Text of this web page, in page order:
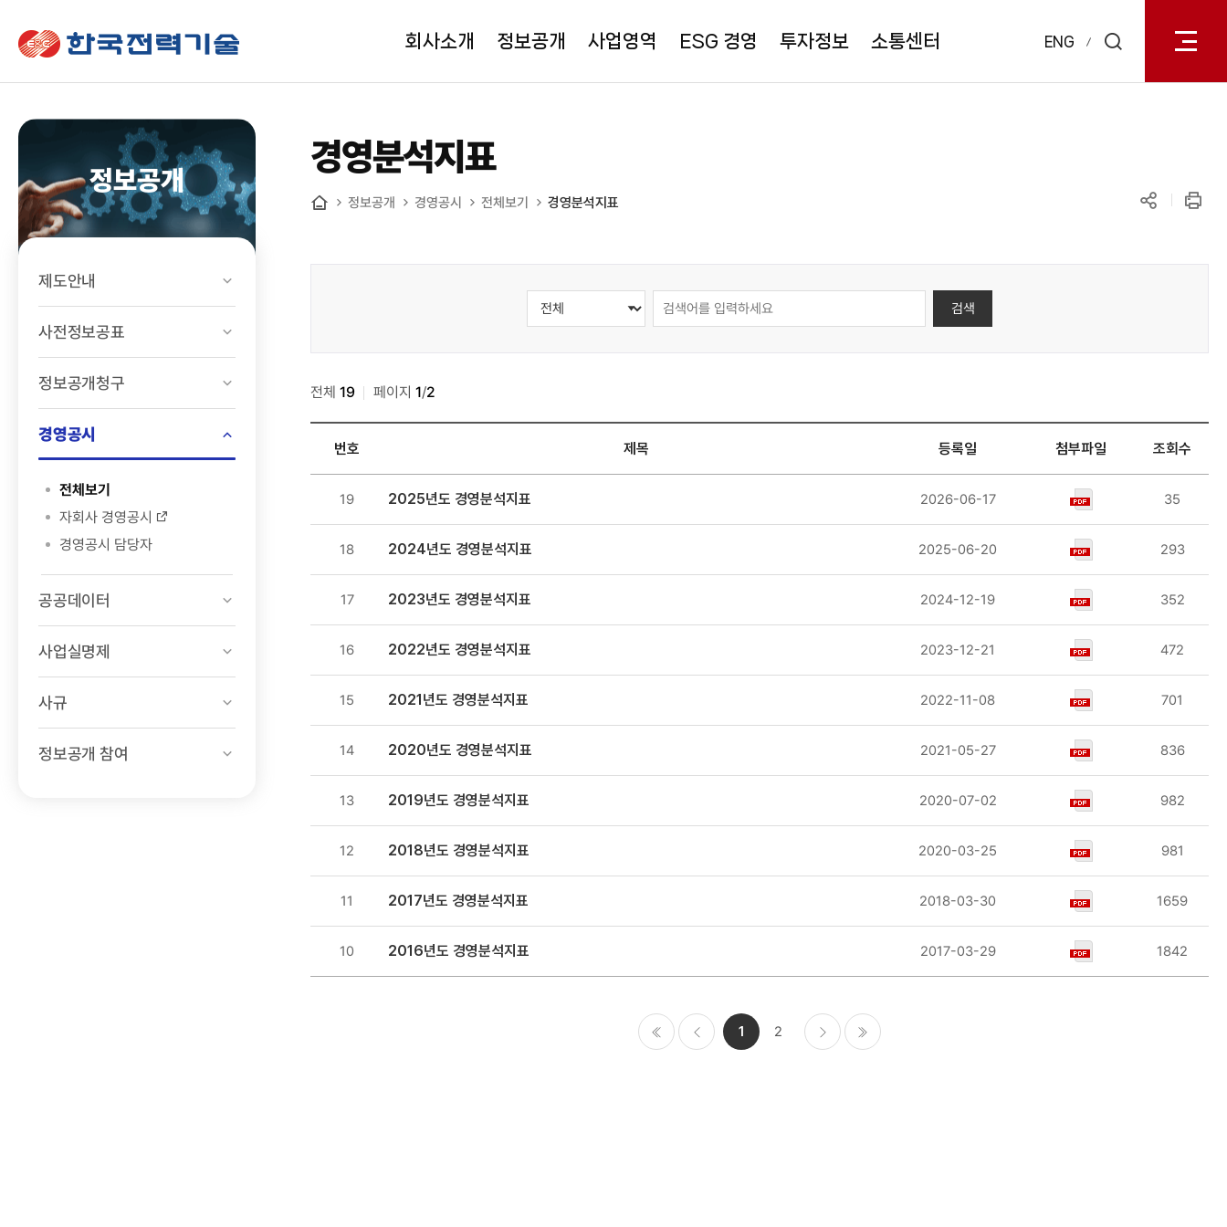
한국전력기술
회사소개 정보공개 사업영역 ESG 경영 투자정보 소통센터 ENG
열기
정보공개
제도안내
사전정보공표
정보공개청구
경영공시
전체보기
자회사 경영공시
경영공시 담당자
공공데이터
사업실명제
사규
정보공개 참여
경영분석지표
정보공개 경영공시 전체보기 경영분석지표
경영분석지표
검색
전체 19 페이지 1/2
경영공시
경영분석지표
-
등록일
조회수
번호 제목 등록일 첨부파일 조회수
19 2025년도 경영분석지표 2026-06-17 35
18 2024년도 경영분석지표 2025-06-20 293
17 2023년도 경영분석지표 2024-12-19 352
16 2022년도 경영분석지표 2023-12-21 472
15 2021년도 경영분석지표 2022-11-08 701
14 2020년도 경영분석지표 2021-05-27 836
13 2019년도 경영분석지표 2020-07-02 982
12 2018년도 경영분석지표 2020-03-25 981
11 2017년도 경영분석지표 2018-03-30 1659
10 2016년도 경영분석지표 2017-03-29 1842
1 2